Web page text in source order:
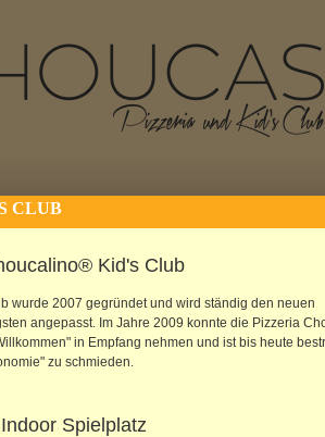
CLUB
Kid's Club
wurde 2007 gegründet und wird ständig den neuen
angepasst. Im Jahre 2009 konnte die Pizzeria
in Empfang nehmen und ist bis heute
zu schmieden.
Spielplatz